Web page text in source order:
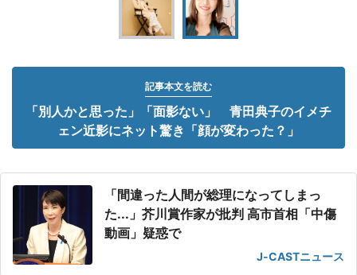
記事本文を読む
「別人かと思った」「面影ない」 青田典子のイメチ
ェン近影にネット驚き「顔が変わった？」
「間違った人間が総理になってしまっ
た...」芥川賞作家が批判 高市首相「中傷
動画」疑惑で
J-CASTニュース